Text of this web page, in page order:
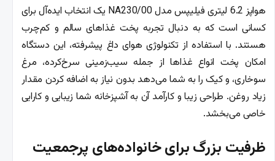
هواپز 6.2 لیتری فیلیپس مدل NA230/00 یک انتخاب ایده‌آل برای
کسانی است که به دنبال تجربه پخت غذاهای سالم و کم‌چرب
هستند. با استفاده از تکنولوژی هوای داغ پیشرفته، این دستگاه
امکان پخت انواع غذاها از جمله سیب‌زمینی سرخ‌کرده، مرغ
سوخاری، و کیک را به شما می‌دهد بدون نیاز به اضافه کردن مقدار
زیاد روغن. طراحی زیبا و کارآمد آن به آشپزخانه شما زیبایی و کارایی
خاصی می‌بخشد.
ظرفیت بزرگ برای خانواده‌های پرجمعیت